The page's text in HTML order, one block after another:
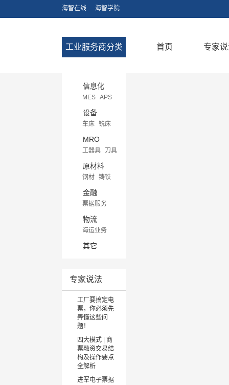
海智在线 海智学院
工业服务商分类 首页 专家
信息化
MES APS
CRM
BPM
CAPP
CAD
EDA
设备
车床 铣床
刨床
磨床
钻床 拉床
镗床
齿轮成型设备
折弯机
线切割机
其他切割机
数控冲加工
塑料成型设备
砂型铸造 压铸
精密铸造
消失模铸造
金属铸造
熔炼炉
锻造设备
快速成型设备
MRO
工器具
刀具
轴承 阀
仪器/仪表
润滑剂/黏胶
紧固/密封件
包装
低压配电及控
电气辅材
原材料
钢材 铸铁
铝合金
不锈钢 塑胶
磁性材料
其他合金材料
金融
票据服务
商业保理融资
融资租赁
招标采购
供应链金融
直接投资
物流
海运业务
空运业务
多式联运
仓储分拨
FBA头程物流
进出口代理
其它
专家说法
工厂要搞定电
票，你必须先
弄懂这些问
题！
四大模式 | 商
票融资交易结
构及操作要点
全解析
进军电子票据